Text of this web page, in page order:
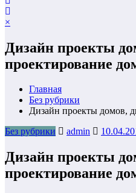
×
Дизайн проекты
проектирование
Главная
Без рубрики
Дизайн проекты домов,
Без рубрики
admin
Дизайн проекты
проектирование